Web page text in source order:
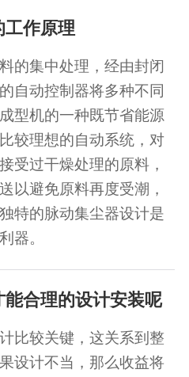
工作原理
的集中处理，经由封闭
自动控制器将多种不同
型机的一种既节省能源
较理想的自动系统，对
受过干燥处理的原料，
以避免原料再度受潮，
特的脉动集尘器设计是
器。
合理的设计安装呢
比较关键，这关系到整
设计不当，那么收益将